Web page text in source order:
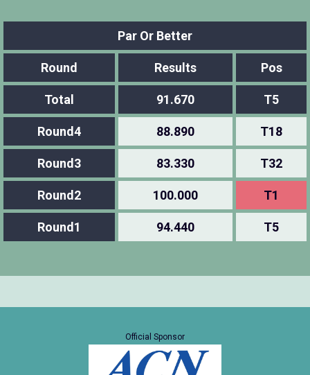
Par Or Better
Round Results Pos
Total 91.670 T5
Round4 88.890 T18
Round3 83.330 T32
Round2 100.000 T1
Round1 94.440 T5
Official Sponsor